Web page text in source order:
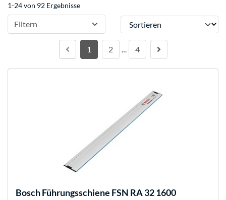
1-24 von 92 Ergebnisse
Filtern Sortieren
1 2 … 4
BoschFührungsschiene FSN RA 32 1600